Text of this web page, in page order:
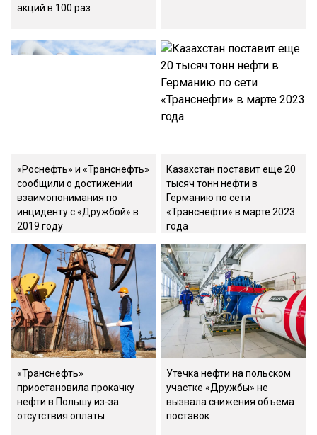
акций в 100 раз
«Роснефть» и «Транснефть»
сообщили о достижении
взаимопонимания по
инциденту с «Дружбой» в
2019 году
Казахстан поставит еще 20
тысяч тонн нефти в
Германию по сети
«Транснефти» в марте 2023
года
«Транснефть»
приостановила прокачку
нефти в Польшу из-за
отсутствия оплаты
Утечка нефти на польском
участке «Дружбы» не
вызвала снижения объема
поставок